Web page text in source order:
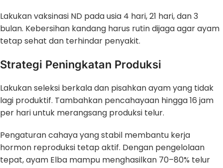
Lakukan vaksinasi ND pada usia 4 hari, 21 hari, dan 3
bulan. Kebersihan kandang harus rutin dijaga agar ayam
tetap sehat dan terhindar penyakit.
Strategi Peningkatan Produksi
Lakukan seleksi berkala dan pisahkan ayam yang tidak
lagi produktif. Tambahkan pencahayaan hingga 16 jam
per hari untuk merangsang produksi telur.
Pengaturan cahaya yang stabil membantu kerja
hormon reproduksi tetap aktif. Dengan pengelolaan
tepat, ayam Elba mampu menghasilkan 70–80% telur